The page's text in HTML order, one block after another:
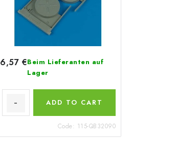
6,57 €Beim Lieferanten auf
Lager
ADD TO CART
Code: 115-QB32090